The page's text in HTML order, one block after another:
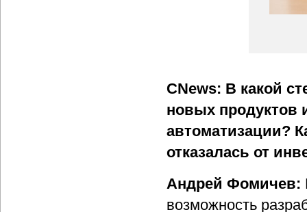
CNews: В какой
новых продуктов
автоматизации?
отказалась от
Андрей Фомичев:
возможность